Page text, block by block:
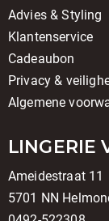
Advies & Styling
Klantenservice
Cadeaubon
Privacy &
Algemene
LINGERIE
Ameidestraat 11
5701 NN